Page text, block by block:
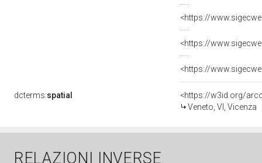
dcterms:spatial
<https://w3id.org/
Veneto, VI, Vicenza
RELAZIONI INVERSE